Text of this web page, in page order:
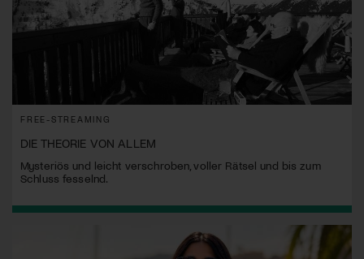
FREE-STREAMING
DIE THEORIE VON ALLEM
Mysteriös und leicht verschroben, voller Rätsel und bis zum
Schluss fesselnd.